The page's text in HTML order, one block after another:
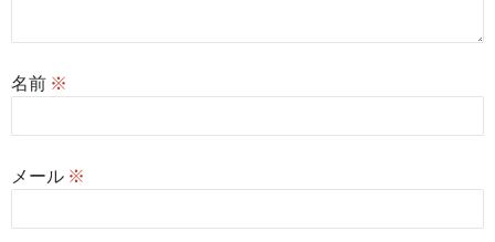
名前 ※
メール ※